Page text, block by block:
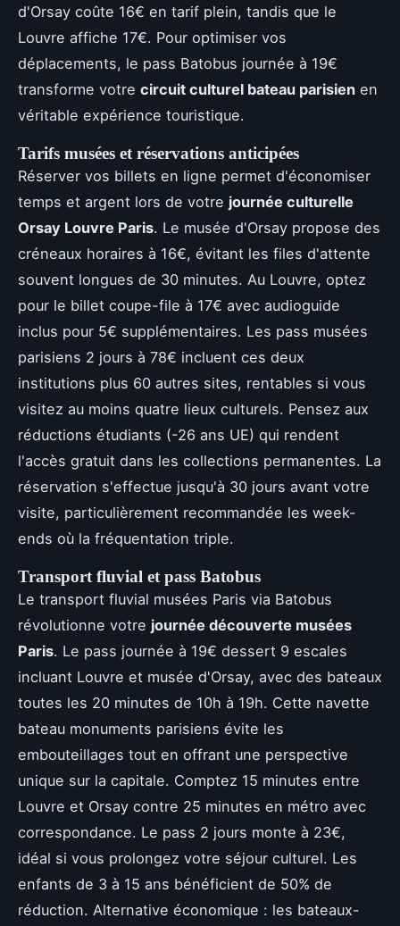
d'Orsay coûte 16€ en tarif plein, tandis que le
Louvre affiche 17€. Pour optimiser vos
déplacements, le pass Batobus journée à 19€
transforme votre circuit culturel bateau parisien en
véritable expérience touristique.
Tarifs musées et réservations anticipées
Réserver vos billets en ligne permet d'économiser
temps et argent lors de votre journée culturelle
Orsay Louvre Paris. Le musée d'Orsay propose des
créneaux horaires à 16€, évitant les files d'attente
souvent longues de 30 minutes. Au Louvre, optez
pour le billet coupe-file à 17€ avec audioguide
inclus pour 5€ supplémentaires. Les pass musées
parisiens 2 jours à 78€ incluent ces deux
institutions plus 60 autres sites, rentables si vous
visitez au moins quatre lieux culturels. Pensez aux
réductions étudiants (-26 ans UE) qui rendent
l'accès gratuit dans les collections permanentes. La
réservation s'effectue jusqu'à 30 jours avant votre
visite, particulièrement recommandée les week-
ends où la fréquentation triple.
Transport fluvial et pass Batobus
Le transport fluvial musées Paris via Batobus
révolutionne votre journée découverte musées
Paris. Le pass journée à 19€ dessert 9 escales
incluant Louvre et musée d'Orsay, avec des bateaux
toutes les 20 minutes de 10h à 19h. Cette navette
bateau monuments parisiens évite les
embouteillages tout en offrant une perspective
unique sur la capitale. Comptez 15 minutes entre
Louvre et Orsay contre 25 minutes en métro avec
correspondance. Le pass 2 jours monte à 23€,
idéal si vous prolongez votre séjour culturel. Les
enfants de 3 à 15 ans bénéficient de 50% de
réduction. Alternative économique : les bateaux-